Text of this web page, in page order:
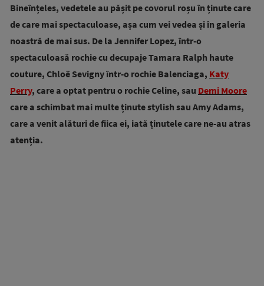
Bineînțeles, vedetele au pășit pe covorul roșu în ținute care
de care mai spectaculoase, așa cum vei vedea și în galeria
noastră de mai sus. De la Jennifer Lopez, într-o
spectaculoasă rochie cu decupaje Tamara Ralph haute
couture, Chloë Sevigny într-o rochie Balenciaga, Katy
Perry, care a optat pentru o rochie Celine, sau Demi Moore
care a schimbat mai multe ținute stylish sau Amy Adams,
care a venit alături de fiica ei, iată ținutele care ne-au atras
atenția.